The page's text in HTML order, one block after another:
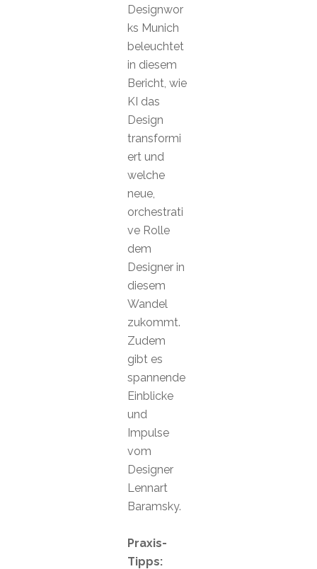
Designwor
ks Munich
beleuchtet
in diesem
Bericht, wie
KI das
Design
transformi
ert und
welche
neue,
orchestrati
ve Rolle
dem
Designer in
diesem
Wandel
zukommt.
Zudem
gibt es
spannende
Einblicke
und
Impulse
vom
Designer
Lennart
Baramsky.
Praxis-
Tipps: